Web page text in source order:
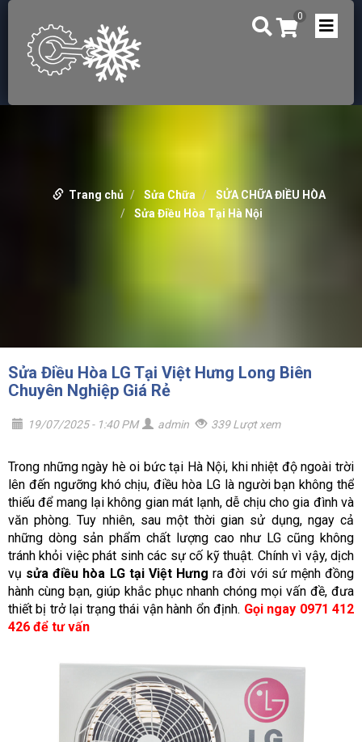
0
Trang chủ Sửa Chữa
SỬA CHỮA ĐIỀU HÒA
Sửa Điều Hòa Tại Hà Nội
Sửa Điều Hòa LG Tại Việt Hưng Long Biên
Chuyên Nghiệp Giá Rẻ
19/07/2025 - 1:40 PM admin 339 Lượt xem
Trong những ngày hè oi bức tại Hà Nội, khi nhiệt độ ngoài trời
lên đến ngưỡng khó chịu, điều hòa LG là người bạn không thể
thiếu để mang lại không gian mát lạnh, dễ chịu cho gia đình và
văn phòng. Tuy nhiên, sau một thời gian sử dụng, ngay cả
những dòng sản phẩm chất lượng cao như LG cũng không
tránh khỏi việc phát sinh các sự cố kỹ thuật. Chính vì vậy, dịch
vụ sửa điều hòa LG tại Việt Hưng ra đời với sứ mệnh đồng
hành cùng bạn, giúp khắc phục nhanh chóng mọi vấn đề, đưa
thiết bị trở lại trạng thái vận hành ổn định. Gọi ngay 0971 412
426 để tư vấn